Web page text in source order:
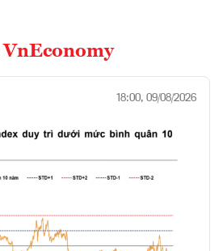
VnEconomy
18:00, 09/08/2026